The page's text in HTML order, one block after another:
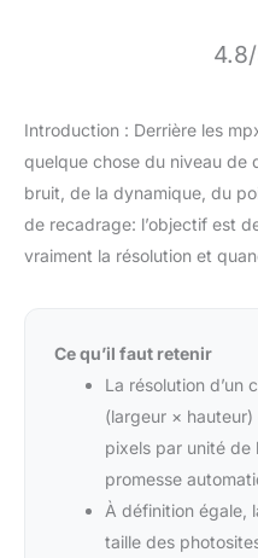
Introduction : Derrière les
quelque chose du niveau de
bruit, de la dynamique, du
de recadrage: l’objectif est
vraiment la résolution et
Ce qu’il faut retenir
La résolution d’un
(largeur ×
pixels par unité de
promesse
À définition égale,
taille des